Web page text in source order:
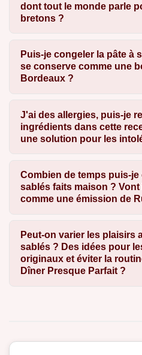
dont tout le monde parle
bretons ?
Puis-je congeler la pâte à
se conserve comme une
Bordeaux ?
J'ai des allergies, puis-je
ingrédients dans cette
une solution pour les
Combien de temps puis-
sablés faits maison ?
comme une émission de
Peut-on varier les plaisirs
sablés ? Des idées pour
originaux et éviter la
Dîner Presque Parfait ?